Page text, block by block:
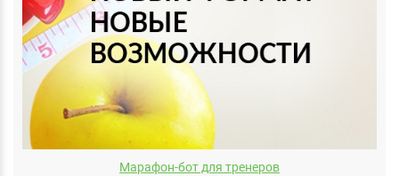
Марафон-бот для тренеров